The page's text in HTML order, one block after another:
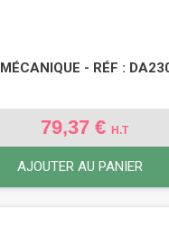
- RÉF :
79,37 € H.T
AJOUTER AU PANIER